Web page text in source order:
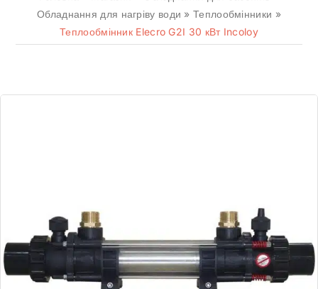
Обладнання для нагріву води »Теплообмінники »
Теплообмінник Elecro G2I 30 кВт Incoloy